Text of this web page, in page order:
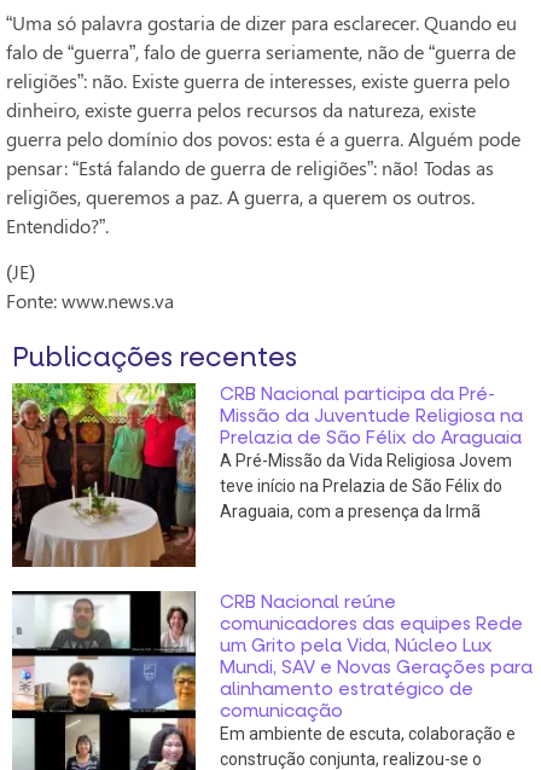
“Uma só palavra gostaria de dizer para esclarecer. Quando eu
falo de “guerra”, falo de guerra seriamente, não de “guerra de
religiões”: não. Existe guerra de interesses, existe guerra pelo
dinheiro, existe guerra pelos recursos da natureza, existe
guerra pelo domínio dos povos: esta é a guerra. Alguém pode
pensar: “Está falando de guerra de religiões”: não! Todas as
religiões, queremos a paz. A guerra, a querem os outros.
Entendido?”.
(JE)
Fonte: www.news.va
Publicações recentes
CRB Nacional participa da Pré-
Missão da Juventude Religiosa na
Prelazia de São Félix do Araguaia
A Pré-Missão da Vida Religiosa Jovem
teve início na Prelazia de São Félix do
Araguaia, com a presença da Irmã
CRB Nacional reúne
comunicadores das equipes Rede
um Grito pela Vida, Núcleo Lux
Mundi, SAV e Novas Gerações para
alinhamento estratégico de
comunicação
Em ambiente de escuta, colaboração e
construção conjunta, realizou-se o